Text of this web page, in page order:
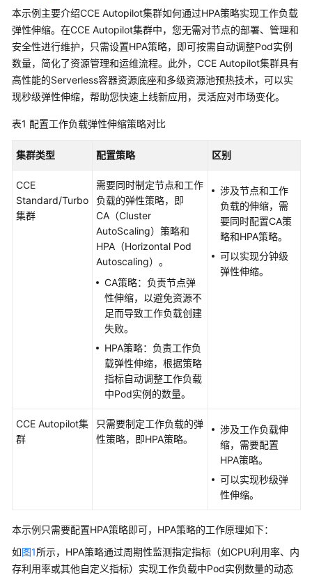
产
品
介
绍
计
说
速
入
门
负
略
实
现
本示例主要介绍CCE Autopilot集群如何通过HPA策略实现工作负载
弹性伸缩。在CCE Autopilot集群中，您无需对节点的部署、管理和
安全性进行维护，只需设置HPA策略，即可按需自动调整Pod实例
数量，简化了资源管理和运维流程。此外，CCE Autopilot集群具有
高性能的Serverless容器资源底座和多级资源池预热技术，可以实
现秒级弹性伸缩，帮助您快速上线新应用，灵活应对市场变化。
表1 配置工作负载弹性伸缩策略对比
集群类型 配置策略 区别
CCE
Standard/Turbo
集群
需要同时制定节点和工作
负载的弹性策略，即
CA（Cluster
AutoScaling）策略和
HPA（Horizontal Pod
Autoscaling）。
CA策略：负责节点弹
性伸缩，以避免资源不
足而导致工作负载创建
失败。
HPA策略：负责工作负
载弹性伸缩，根据策略
指标自动调整工作负载
中Pod实例的数量。
涉及节点和工作
负载的伸缩，需
要同时配置CA策
略和HPA策略。
可以实现分钟级
弹性伸缩。
CCE Autopilot集
群
只需要制定工作负载的弹
性策略，即HPA策略。
涉及工作负载伸
缩，需要配置
HPA策略。
可以实现秒级弹
性伸缩。
本示例只需要配置HPA策略即可，HPA策略的工作原理如下：
如图1所示，HPA策略通过周期性监测指定指标（如CPU利用率、内
存利用率或其他自定义指标）实现工作负载中Pod实例数量的动态